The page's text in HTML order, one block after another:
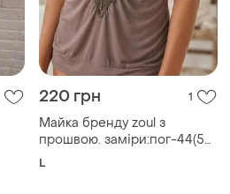
220 грн 1
Майка бренду zoul з
прошвою. заміри:пог-44(55)
см, довжина виробу -61 см
L